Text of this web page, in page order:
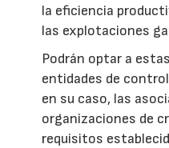
la eficiencia
las explotaciones
Podrán optar a
entidades de
en su caso, las
organizaciones de
requisitos